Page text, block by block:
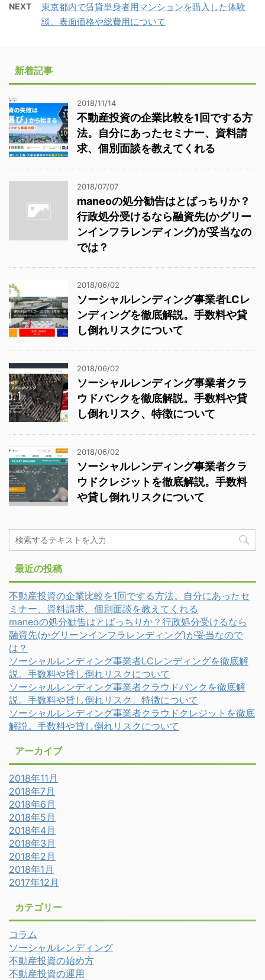
NEXT
東京都内で賃貸単身者用マンションを購入した体験
談。表面価格や総費用について
新着記事
2018/11/14
不動産投資の企業比較を1回でする方
法。自分にあったセミナー、資料請
求、個別面談を教えてくれる
2018/07/07
maneoの処分勧告はとばっちりか？
行政処分受けるなら融資先(かグリー
ンインフラレンディング)が妥当なの
では？
2018/06/02
ソーシャルレンディング事業者LCレ
ンディングを徹底解説。手数料や貸
し倒れリスクについて
2018/06/02
ソーシャルレンディング事業者クラ
ウドバンクを徹底解説。手数料や貸
し倒れリスク、特徴について
2018/06/02
ソーシャルレンディング事業者クラ
ウドクレジットを徹底解説。手数料
や貸し倒れリスクについて
最近の投稿
不動産投資の企業比較を1回でする方法。自分にあったセ
ミナー、資料請求、個別面談を教えてくれる
maneoの処分勧告はとばっちりか？行政処分受けるなら
融資先(かグリーンインフラレンディング)が妥当なので
は？
ソーシャルレンディング事業者LCレンディングを徹底解
説。手数料や貸し倒れリスクについて
ソーシャルレンディング事業者クラウドバンクを徹底解
説。手数料や貸し倒れリスク、特徴について
ソーシャルレンディング事業者クラウドクレジットを徹底
解説。手数料や貸し倒れリスクについて
アーカイブ
2018年11月
2018年7月
2018年6月
2018年5月
2018年4月
2018年3月
2018年2月
2018年1月
2017年12月
カテゴリー
コラム
ソーシャルレンディング
不動産投資の始め方
不動産投資の運用